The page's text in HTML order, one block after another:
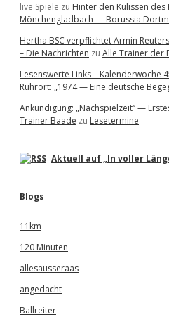
live Spiele zu Hinter den Kulissen des
Mönchengladbach — Borussia
Hertha BSC verpflichtet Armin
– Die Nachrichten zu Alle Trainer der
Lesenswerte Links – Kalenderwoche
Ruhrort: „1974 — Eine deutsche
Ankündigung: „Nachspielzeit“ —
Trainer Baade zu Lesetermine
Aktuell auf „In voller
Blogs
11km
120 Minuten
allesausseraas
angedacht
Ballreiter